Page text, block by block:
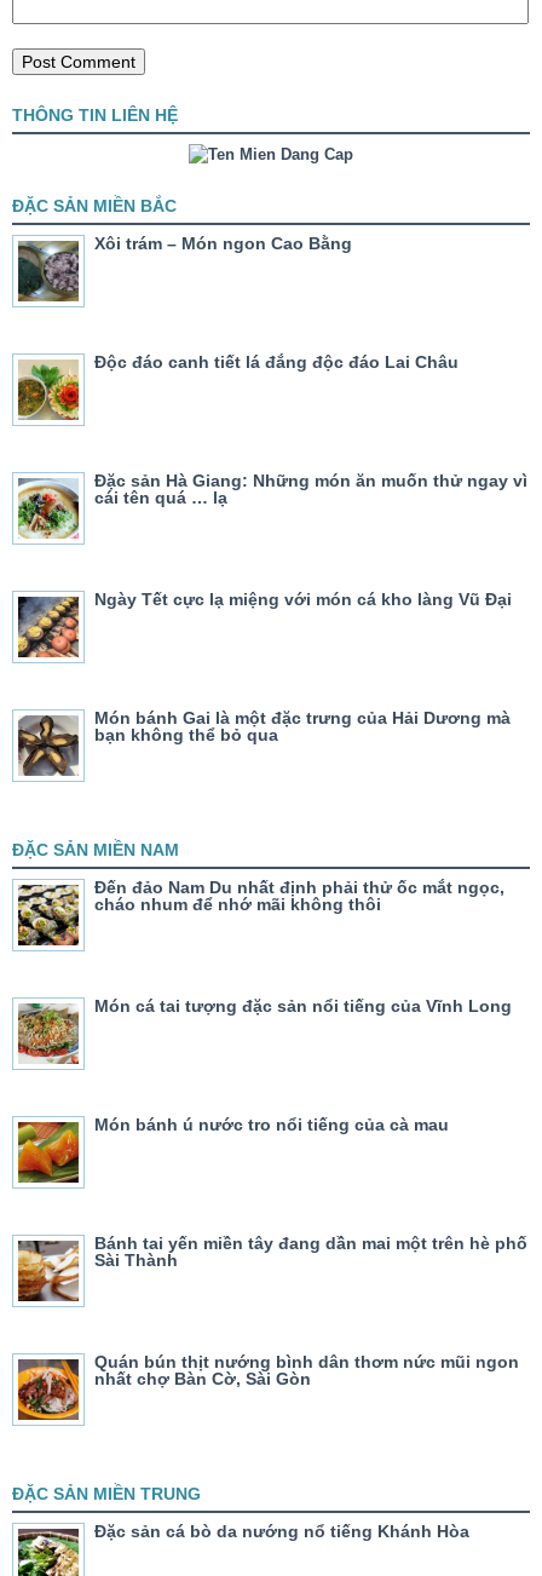
THÔNG TIN LIÊN HỆ
ĐẶC SẢN MIỀN BẮC
Xôi trám – Món ngon Cao Bằng
Độc đáo canh tiết lá đắng độc đáo Lai Châu
Đặc sản Hà Giang: Những món ăn muốn thử ngay vì
cái tên quá … lạ
Ngày Tết cực lạ miệng với món cá kho làng Vũ Đại
Món bánh Gai là một đặc trưng của Hải Dương mà
bạn không thể bỏ qua
ĐẶC SẢN MIỀN NAM
Đến đảo Nam Du nhất định phải thử ốc mắt ngọc,
cháo nhum để nhớ mãi không thôi
Món cá tai tượng đặc sản nổi tiếng của Vĩnh Long
Món bánh ú nước tro nổi tiếng của cà mau
Bánh tai yến miền tây đang dần mai một trên hè phố
Sài Thành
Quán bún thịt nướng bình dân thơm nức mũi ngon
nhất chợ Bàn Cờ, Sài Gòn
ĐẶC SẢN MIỀN TRUNG
Đặc sản cá bò da nướng nổ tiếng Khánh Hòa